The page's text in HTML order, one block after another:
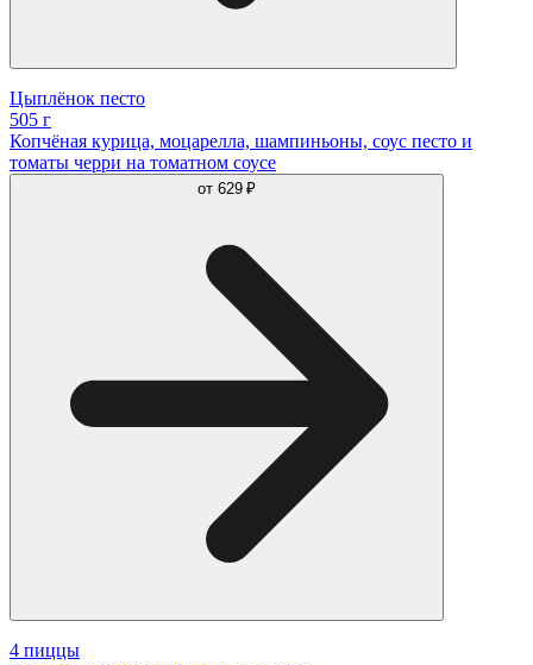
Цыплёнок песто
505 г
Копчёная курица, моцарелла, шампиньоны, соус песто и
томаты черри на томатном соусе
от 629 ₽
4 пиццы